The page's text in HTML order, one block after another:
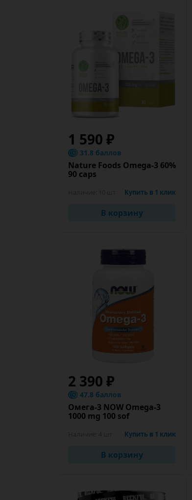
1 590 ₽
31.8 баллов
Nature Foods Omega-3 60%
90 caps
Купить в 1 клик
В корзину
2 390 ₽
47.8 баллов
Омега-3 NOW Omega-3
1000 mg 100 sof
Купить в 1 клик
В корзину